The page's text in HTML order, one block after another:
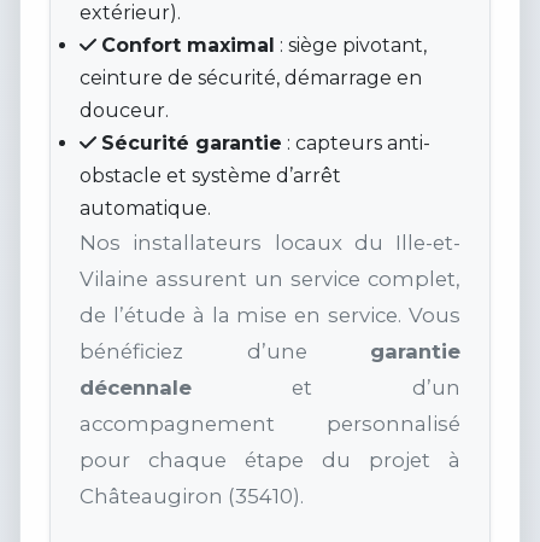
extérieur).
Confort maximal : siège pivotant,
ceinture de sécurité, démarrage en
douceur.
Sécurité garantie : capteurs anti-
obstacle et système d’arrêt
automatique.
Nos installateurs locaux du Ille-et-
Vilaine assurent un service complet,
de l’étude à la mise en service. Vous
bénéficiez d’une garantie
décennale et d’un
accompagnement personnalisé
pour chaque étape du projet à
Châteaugiron (35410).